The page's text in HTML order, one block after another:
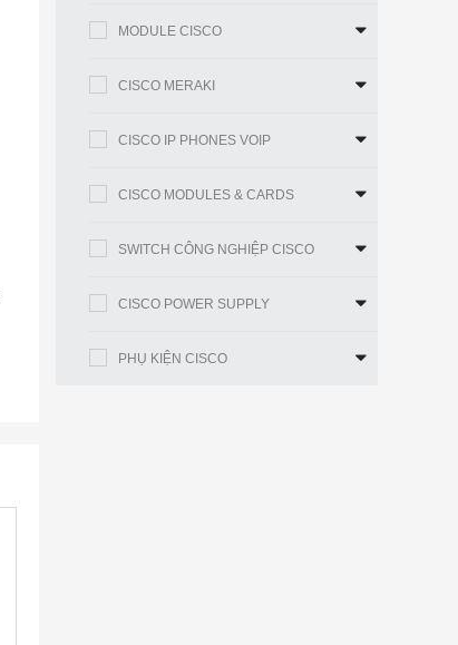
MODULE CISCO
CISCO MERAKI
CISCO IP PHONES VOIP
CISCO MODULES & CARDS
SWITCH CÔNG NGHIỆP CISCO
CISCO POWER SUPPLY
PHỤ KIỆN CISCO